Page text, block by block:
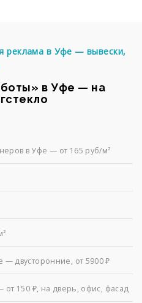
реклама в Уфе — вывески,
в Уфе — на
в Уфе — от 165 руб/м²
— двусторонние, от 5900 ₽
от 150 ₽, на дверь, офис, фасад